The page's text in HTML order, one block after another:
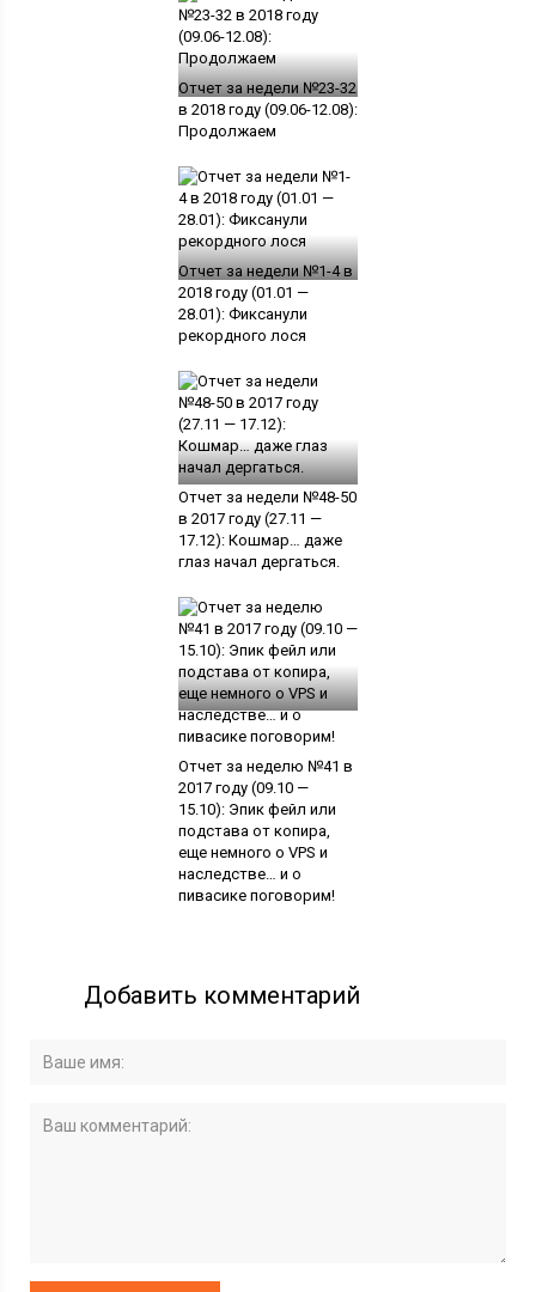
Отчет за недели №23-32
в 2018 году (09.06-12.08):
Продолжаем
Отчет за недели №1-4 в
2018 году (01.01 —
28.01): Фиксанули
рекордного лося
Отчет за недели №48-50
в 2017 году (27.11 —
17.12): Кошмар… даже
глаз начал дергаться.
Отчет за неделю №41 в
2017 году (09.10 —
15.10): Эпик фейл или
подстава от копира,
еще немного о VPS и
наследстве… и о
пивасике поговорим!
Добавить комментарий